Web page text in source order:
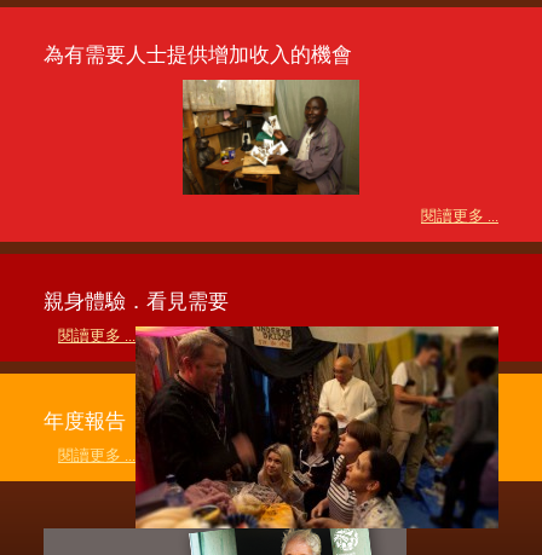
為有需要人士提供增加收入的機會
閱讀更多 ...
親身體驗．看見需要
閱讀更多 ...
年度報告
閱讀更多 ...